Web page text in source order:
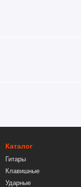
Каталог
Гитары
Клавишные
Ударные